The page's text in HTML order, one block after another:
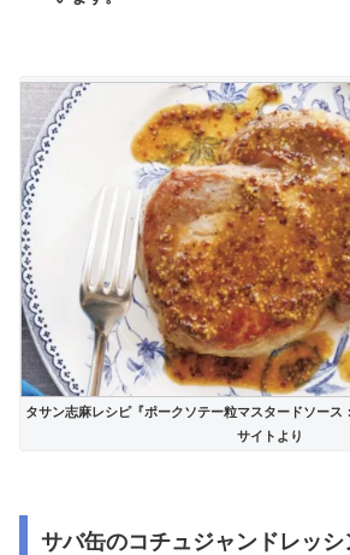
タサン志麻レシピ『ポークソテー粒マスタードソース
サイトより
サバ缶のコチュジャンドレッシ